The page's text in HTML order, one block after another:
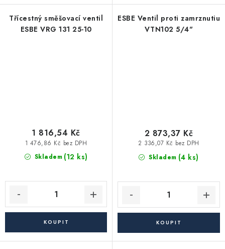
Třícestný směšovací ventil
ESBE VRG 131 25-10
Skladem (12 ks)
1 476,86 Kč bez DPH
1 816,54 Kč
ESBE Ventil proti zamrznutiu
VTN102 5/4"
Skladem (4 ks)
2 336,07 Kč bez DPH
2 873,37 Kč